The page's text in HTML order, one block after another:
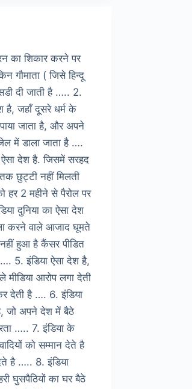
का शिकार करने पर
गौमाता ( जिसे हिन्दू
दी जाती है ….. 2.
है, जहाँ दूसरे धर्म के
जाता है, और अपने
में डाला जाता है ….
ऐसा देश है. जिसमें सरहद
छुट्टी नहीं मिलती
2 महीने से पैरोल पर
दुनिया का ऐसा देश
करने वाले आजाद घूमते
हुआ है कैंसर पीडित
5. इंडिया ऐसा देश है,
आरोप लगा देती
देती है …. 6. इंडिया
जो अपने देश में बैठे
….. 7. इंडिया के
को सम्मान देते है
देते है ….. 8. इंडिया
घुसपैठियों का घर बैठे